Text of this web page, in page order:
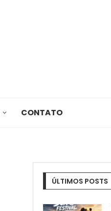
CONTATO
ÚLTIMOS POSTS